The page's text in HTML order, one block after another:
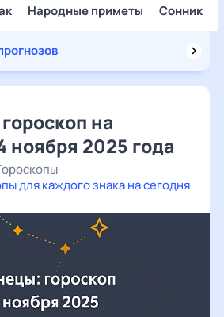
Народные приметы Сонник
на
ноября 2025 года
для каждого знака на сегодня